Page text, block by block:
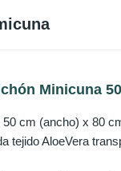
Minicuna
50 cm (ancho) x 80
tejido AloeVera